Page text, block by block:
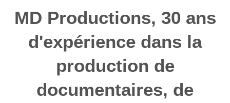
MD Productions, 30 ans
d'expérience dans la
production de
documentaires, de